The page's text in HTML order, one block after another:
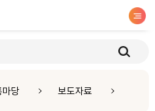
마당 보도자료